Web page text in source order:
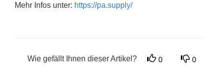
Mehr Infos unter: https://pa.supply/
Wie gefällt Ihnen dieser Artikel? 0 0